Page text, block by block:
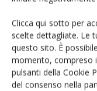
Clicca qui sotto per
scelte dettagliate. Le
questo sito. È
momento, compreso
pulsanti della Cookie
del consenso nella